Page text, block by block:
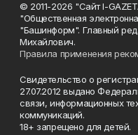
© 2011-2026 "Сайт I-
"Общественная
"Башинформ". Главный
Михайлович.
Правила применения
Свидетельство о
27.07.2012 выдано
связи, информационных
коммуникаций.
18+ запрещено для детей.